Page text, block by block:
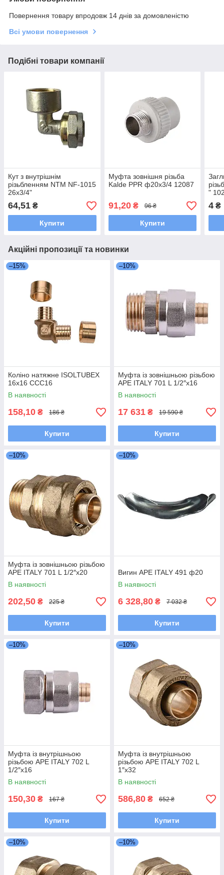
Повернення товару впродовж 14 днів за домовленістю
Всі умови повернення
Подібні товари компанії
Кут з внутрішнім
різьбленням NTM NF-1015
26x3/4"
64,51 ₴
Купити
Муфта зовнішня різьба
Kalde PPR ф20х3/4 12087
91,20₴ 96 ₴
Купити
"
4 ₴
Акційні пропозиції та новинки
–15%
Коліно натяжне ISOLTUBEX
16x16 СCC16
В наявності
158,10 ₴ 186 ₴
Купити
–10%
Муфта із зовнішньою різьбою
APE ITALY 701 L 1/2″х16
В наявності
17 631 ₴ 19 590 ₴
Купити
–10%
Муфта із зовнішньою різьбою
APE ITALY 701 L 1/2″х20
В наявності
202,50 ₴ 225 ₴
Купити
–10%
Вигин APE ITALY 491 ф20
В наявності
6 328,80 ₴ 7 032 ₴
Купити
–10%
Муфта із внутрішньою
різьбою APE ITALY 702 L
1/2″x16
В наявності
150,30 ₴ 167 ₴
Купити
–10%
Муфта із внутрішньою
різьбою APE ITALY 702 L
1″x32
В наявності
586,80 ₴ 652 ₴
Купити
–10% –10%